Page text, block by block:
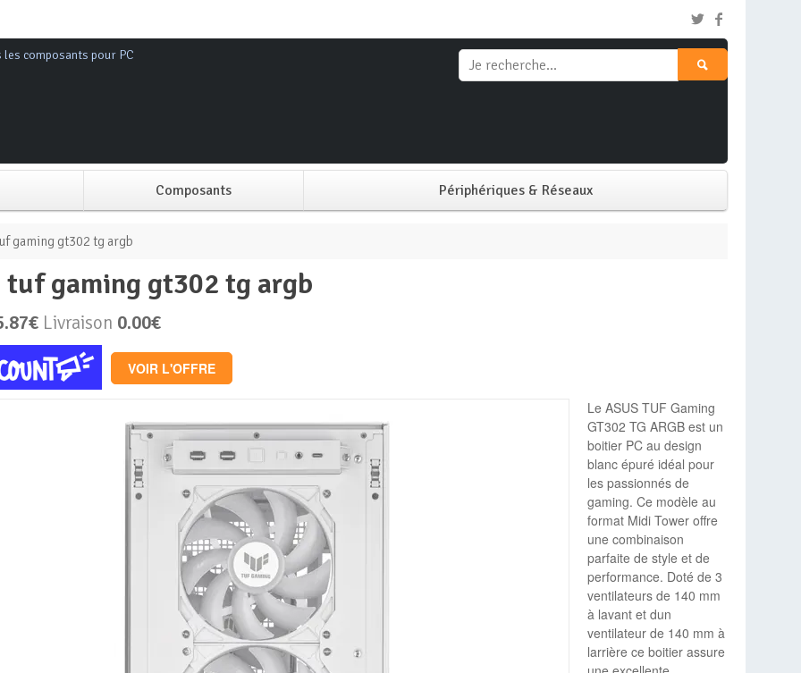
les composants pour PC
Composants
Alimentation PC
Boitier PC
Carte graphique
Carte mère
Mémoire Notebook
Périphériques & Réseaux
gaming gt302 tg argb
tuf gaming gt302 tg argb
Livraison 0.00€
VOIR L'OFFRE
Le ASUS TUF Gaming
GT302 TG ARGB est un
boitier PC au design
blanc épuré idéal pour
les passionnés de
gaming. Ce modèle au
format Midi Tower offre
une combinaison
parfaite de style et de
performance. Doté de 3
ventilateurs de 140 mm
à lavant et dun
ventilateur de 140 mm à
larrière ce boitier assure